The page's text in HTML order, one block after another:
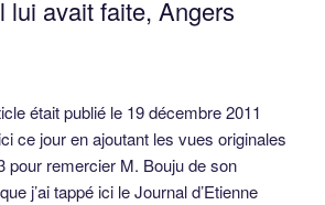
lui avait faite, Angers
était publié le 19 décembre 2011
ce jour en ajoutant les vues originales
pour remercier M. Bouju de son
j’ai tappé ici le Journal d’Etienne